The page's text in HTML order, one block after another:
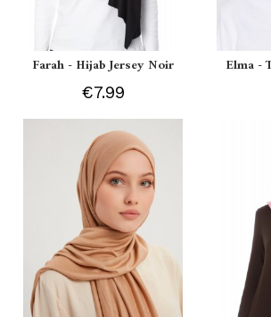
Farah - Hijab Jersey Noir
€7.99
Elma -